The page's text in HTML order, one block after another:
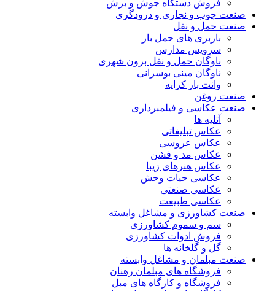
فروش دستگاه جوش و برش
صنعت چوب و نجاری و درودگری
صنعت حمل و نقل
باربری های حمل بار
سرویس مدارس
ناوگان حمل و نقل برون شهری
ناوگان مینی بوسرانی
وانت بار کرایه
صنعت روغن
صنعت عکاسی و فیلمبرداری
آتلیه ها
عکاس تبلیغاتی
عکاس عروسی
عکاس مد و فشن
عکاس هنرهای زیبا
عکاسی حیات وحش
عکاسی صنعتی
عکاسی طبیعت
صنعت کشاورزی و مشاغل وابسته
سم و سموم کشاورزی
فروش ادوات کشاورزی
گل و گلخانه ها
صنعت مبلمان و مشاغل وابسته
فروشگاه های مبلمان رهنان
فروشگاه و کارگاه های مبل